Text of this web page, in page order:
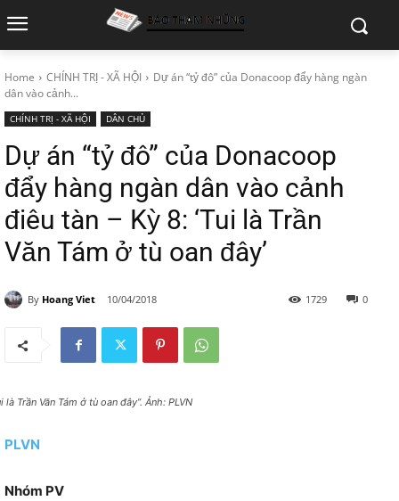
Home CHÍNH TRỊ - XÃ HỘI
Dự án “tỷ đô” của Donacoop đẩy hàng ngàn
dân vào cảnh...
CHÍNH TRỊ - XÃ HỘI DÂN CHỦ
Dự án “tỷ đô” của Donacoop
đẩy hàng ngàn dân vào cảnh
điêu tàn – Kỳ 8: ‘Tui là Trần
Văn Tám ở tù oan đây’
By Hoang Viet 10/04/2018 0
1729
là Trần Văn Tám ở tù oan đây”. Ảnh: PLVN
PLVN
Nhóm PV